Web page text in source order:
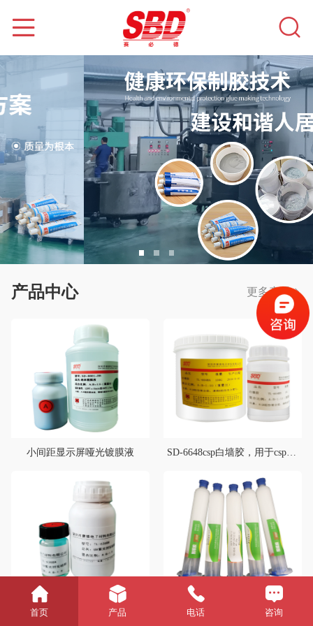
产品中心 更多产品
小间距显示屏哑光镀膜液
UVC紫光封装硅胶 SD-6020围坝胶
首页 产品 电话 咨询